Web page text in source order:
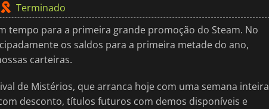
Terminado
tempo para a primeira grande promoção do Steam. No
os saldos para a primeira metade do ano,
carteiras.
de Mistérios, que arranca hoje com uma semana inteira
desconto, títulos futuros com demos disponíveis e